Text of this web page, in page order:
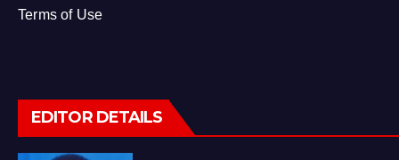
Terms of Use
EDITOR DETAILS